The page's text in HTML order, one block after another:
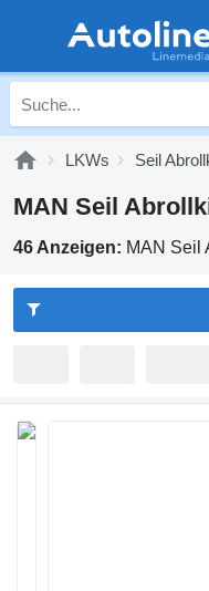
LKWs Seil
MAN Seil
46 Anzeigen: MAN Seil